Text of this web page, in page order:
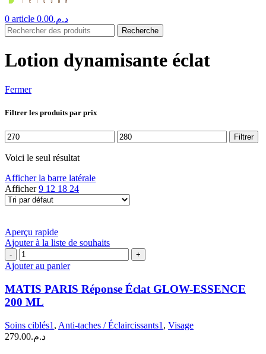
0 article د.م.0.00
Recherche
Lotion dynamisante éclat
Fermer
Filtrer les produits par prix
Prix
min
Prix
max
Filtrer
Voici le seul résultat
Afficher la barre latérale
Afficher9 12 18 24
Aperçu rapide
Ajouter à la liste de souhaits
quantité
de
PARIS
Réponse
Éclat
ESSENCE
200
Ajouter au panier
MATIS PARIS Réponse Éclat GLOW-ESSENCE
200 ML
Soins ciblés1 , Anti-taches / Éclaircissants1 , Visage
د.م.279.00